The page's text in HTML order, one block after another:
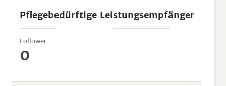
Pflegebedürftige Leistungsempfänger
Follower
0